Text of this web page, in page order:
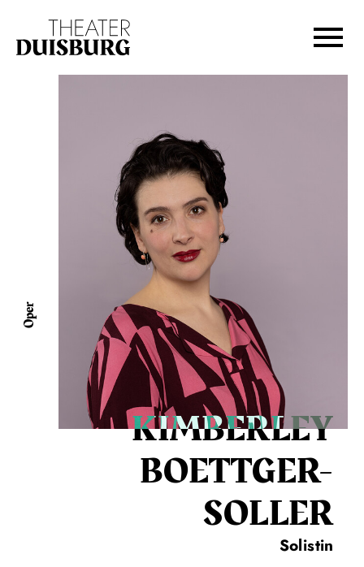
Zur Hauptnavigation springen
Zum Footer springen
Oper
KIMBERLEY
BOETTGER-
SOLLER
Solistin